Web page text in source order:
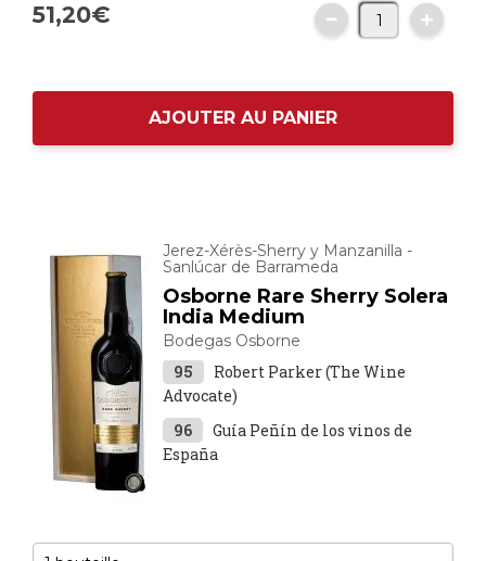
51,20€
AJOUTER AU PANIER
Jerez-Xérès-Sherry y Manzanilla -
Sanlúcar de Barrameda
Osborne Rare Sherry Solera
India Medium
Bodegas Osborne
95
Robert Parker (The Wine
Advocate)
96
Guía Peñín de los vinos de
España